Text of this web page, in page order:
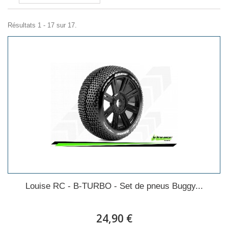
Résultats 1 - 17 sur 17.
Louise RC - B-TURBO - Set de pneus Buggy...
24,90 €